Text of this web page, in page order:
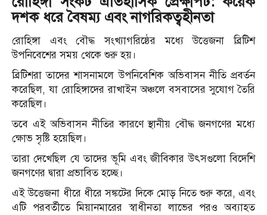
দশক ধরে বৈষম্য এবং নাগরিকত্বহীনতা
রোহিঙ্গা এবং বৌদ্ধ সংখ্যাগরিষ্ঠের মধ্যে উত্তেজনা ব্রিটিশ
উপনিবেশের সময় থেকে শুরু হয়।
ব্রিটিশরা তাদের শাসনামলে উপনিবেশিক অভিবাসন নীতি প্রবর্তন
করেছিল, যা রোহিঙ্গাদের রাখাইন অঞ্চলে বসবাসের সুযোগ তৈরি
করেছিল।
তবে এই অভিবাসন নীতির কারণে স্থানীয় বৌদ্ধ জনগণের মধ্যে
ক্ষোভ সৃষ্টি হয়েছিল।
তারা দেখেছিল যে তাদের ভূমি এবং জীবিকার উৎসগুলো বিদেশি
জনগণের দ্বারা প্রভাবিত হচ্ছে।
এই উত্তেজনা ধীরে ধীরে সঙ্কটের দিকে মোড় নিতে শুরু করে, এবং
এটি পরবর্তীতে মিয়ানমারের স্বাধীনতা লাভের পরও অব্যাহত